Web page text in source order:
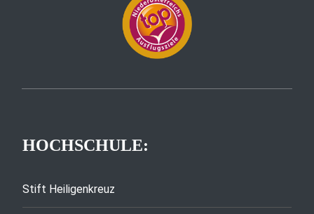
HOCHSCHULE:
Stift Heiligenkreuz